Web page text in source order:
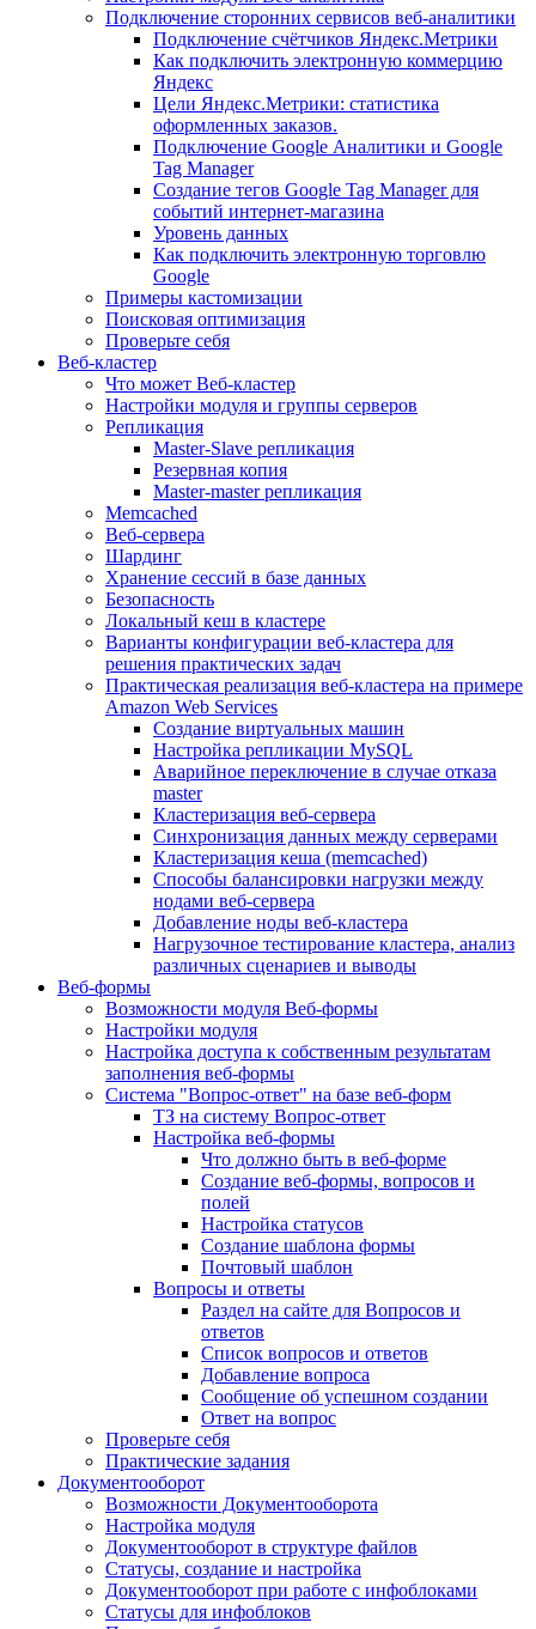
Подключение сторонних сервисов веб-аналитики
Подключение счётчиков Яндекс.Метрики
Как подключить электронную коммерцию
Яндекс
Цели Яндекс.Метрики: статистика
оформленных заказов.
Подключение Google Аналитики и Google
Tag Manager
Создание тегов Google Tag Manager для
событий интернет-магазина
Уровень данных
Как подключить электронную торговлю
Google
Примеры кастомизации
Поисковая оптимизация
Проверьте себя
Веб-кластер
Что может Веб-кластер
Настройки модуля и группы серверов
Репликация
Master-Slave репликация
Резервная копия
Master-master репликация
Memcached
Веб-сервера
Шардинг
Хранение сессий в базе данных
Безопасность
Локальный кеш в кластере
Варианты конфигурации веб-кластера для
решения практических задач
Практическая реализация веб-кластера на примере
Amazon Web Services
Создание виртуальных машин
Настройка репликации MySQL
Аварийное переключение в случае отказа
master
Кластеризация веб-сервера
Синхронизация данных между серверами
Кластеризация кеша (memcached)
Способы балансировки нагрузки между
нодами веб-сервера
Добавление ноды веб-кластера
Нагрузочное тестирование кластера, анализ
различных сценариев и выводы
Веб-формы
Возможности модуля Веб-формы
Настройки модуля
Настройка доступа к собственным результатам
заполнения веб-формы
Система "Вопрос-ответ" на базе веб-форм
ТЗ на систему Вопрос-ответ
Настройка веб-формы
Что должно быть в веб-форме
Создание веб-формы, вопросов и
полей
Настройка статусов
Создание шаблона формы
Почтовый шаблон
Вопросы и ответы
Раздел на сайте для Вопросов и
ответов
Список вопросов и ответов
Добавление вопроса
Сообщение об успешном создании
Ответ на вопрос
Проверьте себя
Практические задания
Документооборот
Возможности Документооборота
Настройка модуля
Документооборот в структуре файлов
Статусы, создание и настройка
Документооборот при работе с инфоблоками
Статусы для инфоблоков